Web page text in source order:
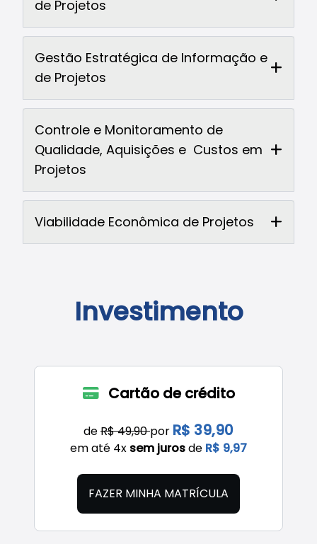
de Projetos
Gestão Estratégica de Informação e
de Projetos
Controle e Monitoramento de
Qualidade, Aquisições e Custos em
Projetos
Viabilidade Econômica de Projetos
Investimento
Cartão de crédito
deR$ 49,90por R$ 39,90
em até 4x sem jurosde R$ 9,97
FAZER MINHA MATRÍCULA